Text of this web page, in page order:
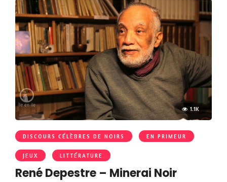
1.1K
DISCOURS CÉLÈBRES DE NOIRS EN PRIMEUR
JEUX LITTÉRATURE
René Depestre – Minerai Noir